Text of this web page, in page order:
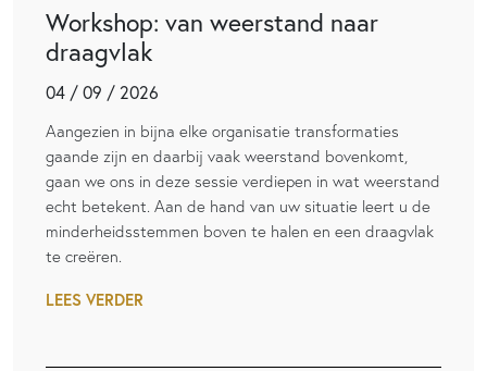
Workshop: van weerstand naar
draagvlak
04 / 09 / 2026
Aangezien in bijna elke organisatie transformaties
gaande zijn en daarbij vaak weerstand bovenkomt,
gaan we ons in deze sessie verdiepen in wat weerstand
echt betekent. Aan de hand van uw situatie leert u de
minderheidsstemmen boven te halen en een draagvlak
te creëren.
LEES VERDER